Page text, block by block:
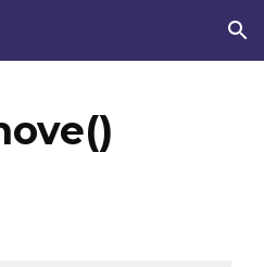
Skip to navigation